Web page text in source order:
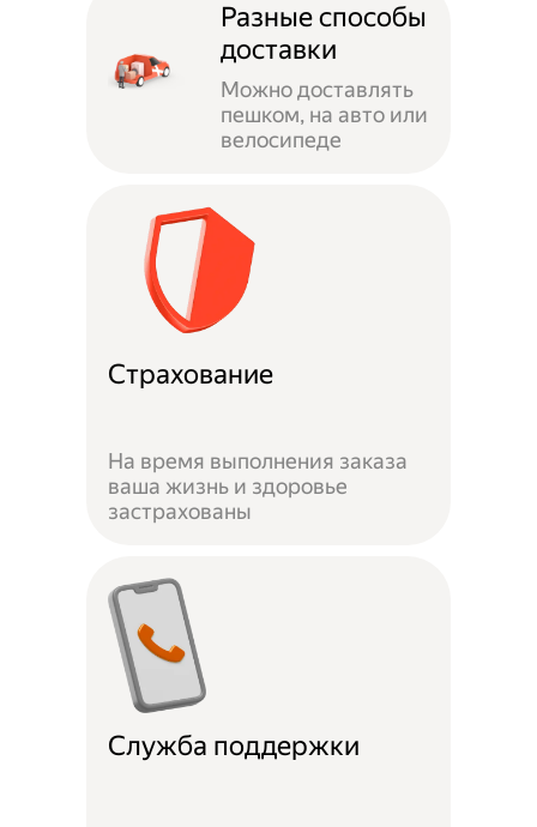
Разные способы
доставки
Можно доставлять
пешком, на авто или
велосипеде
Страхование
На время выполнения заказа
ваша жизнь и здоровье
застрахованы
Служба поддержки